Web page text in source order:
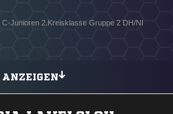
Junioren 2.Kreisklasse Gruppe 2 DH/NI